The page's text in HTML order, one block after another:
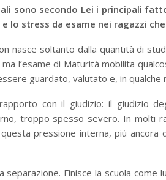
sono secondo Lei i principali
e lo stress da esame nei ragazzi
nasce soltanto dalla quantità di
l’esame di Maturità mobilita
guardato, valutato e, in qualche
con il giudizio: il giudizio
troppo spesso severo. In molti
pressione interna, più ancora
separazione. Finisce la scuola